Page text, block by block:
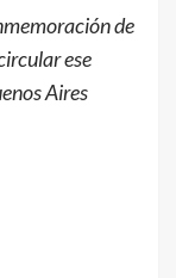
de
ese
Aires